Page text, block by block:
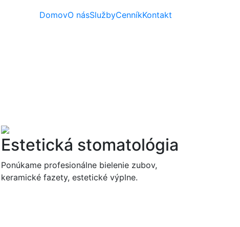
DomovO násSlužbyCenníkKontakt
Estetická stomatológia
Ponúkame profesionálne bielenie zubov,
keramické fazety, estetické výplne.